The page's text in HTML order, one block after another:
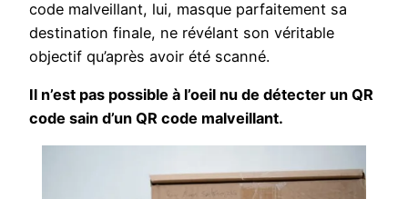
code malveillant, lui, masque parfaitement sa
destination finale, ne révélant son véritable
objectif qu’après avoir été scanné.
Il n’est pas possible à l’oeil nu de détecter un QR
code sain d’un QR code malveillant.